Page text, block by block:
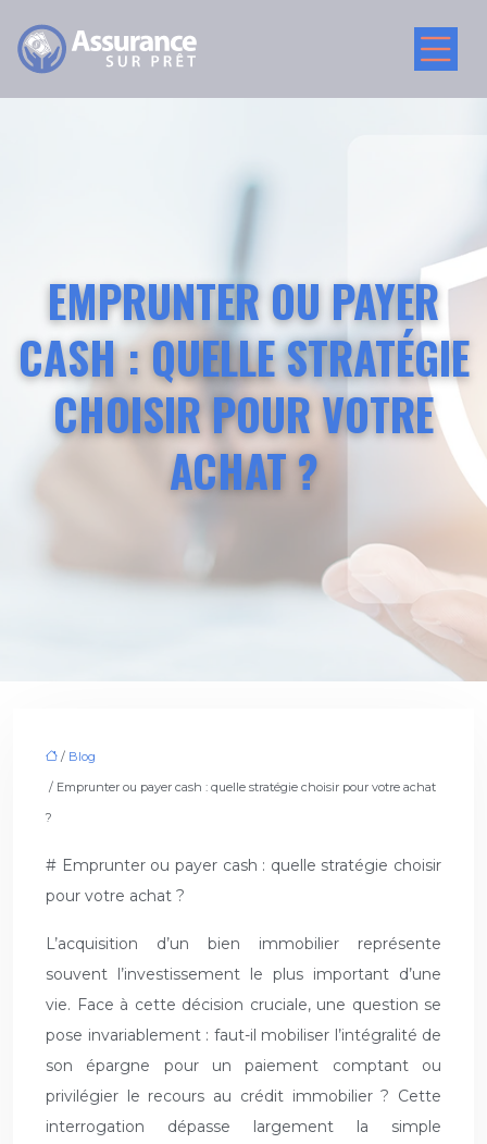
EMPRUNTER OU PAYER
CASH : QUELLE STRATÉGIE
CHOISIR POUR VOTRE
ACHAT ?
/ Blog
/ Emprunter ou payer cash : quelle stratégie choisir pour votre achat
?
# Emprunter ou payer cash : quelle stratégie choisir
pour votre achat ?
L’acquisition d’un bien immobilier représente
souvent l’investissement le plus important d’une
vie. Face à cette décision cruciale, une question se
pose invariablement : faut-il mobiliser l’intégralité de
son épargne pour un paiement comptant ou
privilégier le recours au crédit immobilier ? Cette
interrogation dépasse largement la simple